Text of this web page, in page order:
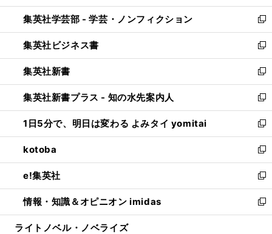
開
く
ウ
で
開
く
ン
ド
ウ
で
開
く
ウ
ィ
ン
ド
ウ
で
開
く
集英社学芸部 - 学芸・ノンフィクション
新
し
い
ウ
ィ
ン
ド
ウ
で
開
く
集英社ビジネス書
新
し
い
ウ
ィ
ン
ド
ウ
で
開
く
集英社新書
新
し
い
ウ
ィ
ン
ド
ウ
で
開
く
集英社新書プラス - 知の水先案内人
新
し
い
ウ
ィ
ン
ド
ウ
で
開
1日5分で、明日は変わる よみタイ yomitai
新
し
い
ウ
ィ
ン
ド
ウ
kotoba
新
し
い
ウ
ィ
ン
e!集英社
新
し
い
ウ
情報・知識＆オピニオン imidas
新
し
ライトノベル・ノベライズ